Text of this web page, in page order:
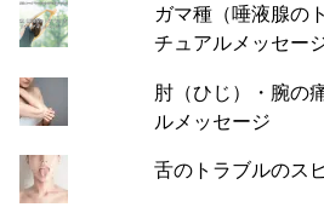
ガマ種（唾液腺の
チュアルメッセー
肘（ひじ）・腕の
ルメッセージ
舌のトラブルのス